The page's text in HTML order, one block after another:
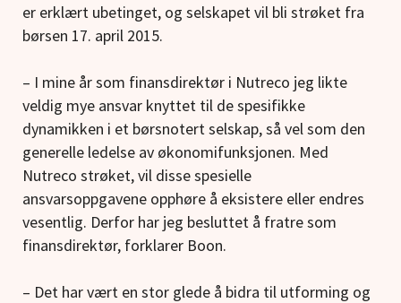
er erklært ubetinget, og selskapet vil bli strøket fra
børsen 17. april 2015.
– I mine år som finansdirektør i Nutreco jeg likte
veldig mye ansvar knyttet til de spesifikke
dynamikken i et børsnotert selskap, så vel som den
generelle ledelse av økonomifunksjonen. Med
Nutreco strøket, vil disse spesielle
ansvarsoppgavene opphøre å eksistere eller endres
vesentlig. Derfor har jeg besluttet å fratre som
finansdirektør, forklarer Boon.
– Det har vært en stor glede å bidra til utforming og